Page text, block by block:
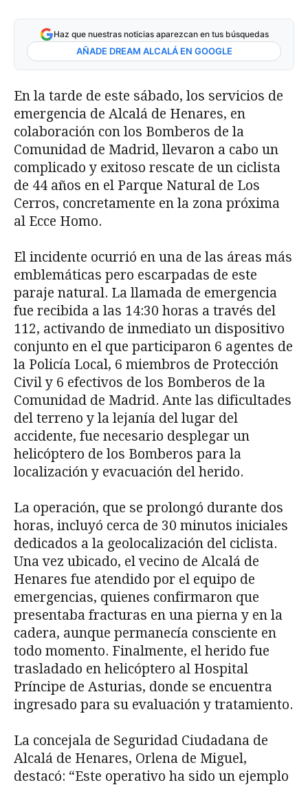
Haz que nuestras noticias aparezcan en tus búsquedas
AÑADE DREAM ALCALÁ EN GOOGLE
En la tarde de este sábado, los servicios de
emergencia de Alcalá de Henares, en
colaboración con los Bomberos de la
Comunidad de Madrid, llevaron a cabo un
complicado y exitoso rescate de un ciclista
de 44 años en el Parque Natural de Los
Cerros, concretamente en la zona próxima
al Ecce Homo.
El incidente ocurrió en una de las áreas más
emblemáticas pero escarpadas de este
paraje natural. La llamada de emergencia
fue recibida a las 14:30 horas a través del
112, activando de inmediato un dispositivo
conjunto en el que participaron 6 agentes de
la Policía Local, 6 miembros de Protección
Civil y 6 efectivos de los Bomberos de la
Comunidad de Madrid. Ante las dificultades
del terreno y la lejanía del lugar del
accidente, fue necesario desplegar un
helicóptero de los Bomberos para la
localización y evacuación del herido.
La operación, que se prolongó durante dos
horas, incluyó cerca de 30 minutos iniciales
dedicados a la geolocalización del ciclista.
Una vez ubicado, el vecino de Alcalá de
Henares fue atendido por el equipo de
emergencias, quienes confirmaron que
presentaba fracturas en una pierna y en la
cadera, aunque permanecía consciente en
todo momento. Finalmente, el herido fue
trasladado en helicóptero al Hospital
Príncipe de Asturias, donde se encuentra
ingresado para su evaluación y tratamiento.
La concejala de Seguridad Ciudadana de
Alcalá de Henares, Orlena de Miguel,
destacó: “Este operativo ha sido un ejemplo